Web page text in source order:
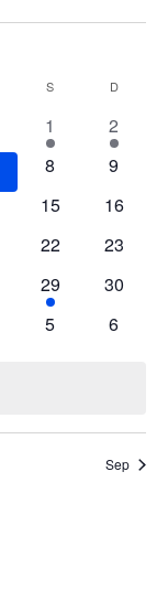
S D
1
évènement
1
1
2
0
8
0
9
0
15
0
16
0
22
0
23
1
évènement
29
0
30
0
5
0
6
Sep